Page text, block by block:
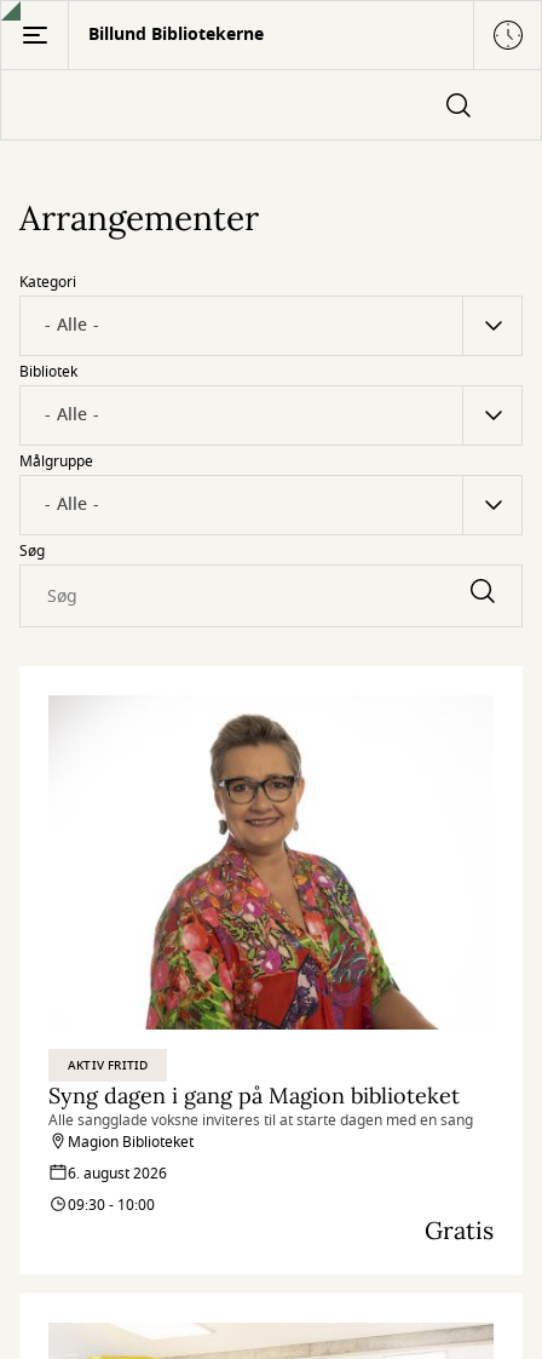
Gå
hovedindhold
Billund Bibliotekerne
Arrangementer
Kategori
Bibliotek
Målgruppe
Søg
AKTIV FRITID
Syng dagen i gang på Magion biblioteket
Alle sangglade voksne inviteres til at starte dagen med en sang
Magion Biblioteket
6. august 2026
09:30 - 10:00
Gratis